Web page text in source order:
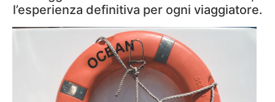
l’esperienza definitiva per ogni viaggiatore.